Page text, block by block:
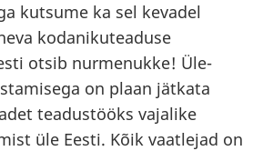
kutsume ka sel kevadel
kodanikuteaduse
otsib nurmenukke! Üle-
on plaan jätkata
teadustööks vajalike
üle Eesti. Kõik vaatlejad on